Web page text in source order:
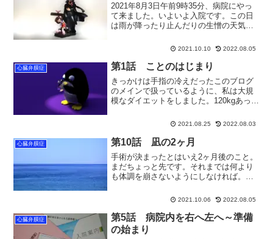
2021年8月3日午前9時35分、病院にやっ
て来ました。いよいよ入院です。この日
は雨が降ったり止んだりの生憎の天気で
天気なんてどうでも良いのですが、やは
り「晴れの舞台」は晴れていたほうが良
かったですよね...
2021.10.10 2022.08.05
心臓弁膜症 第1話 ことのはじまり
きっかけは手指の冷えだったこのブログ
のメインで扱っているように、私は大規
模なダイエットをしました。120kgあった
す。別に無茶なやり方をしたわけではな
前のことをやり...
2021.08.25 2022.08.03
心臓弁膜症 第10話 凪の2ヶ月
手術が決まったとはいえ2ヶ月後のこと。
まだちょっと先です。それまでは何より
も体調を崩さないようにしなければ。と
はないけれど。コロナワクチン心臓血管
ロナワクチンの基礎疾患...
2021.10.06 2022.08.05
心臓弁膜症
第5話 病院内を右へ左へ～準備
の始まり